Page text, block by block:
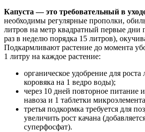
Капуста — это требовательный в
необходимы регулярные прополки,
литров на метр квадратный первые дни
раз в неделю порядка 15 литров),
Подкармливают растение до момента
1 литру на каждое растение:
органическое удобрение для роста
коровяка на 1 ведро воды);
через 10 дней повторное питание
навоза и 1 таблетки
третья подкормка требуется для
увеличить рост качана
суперфосфат).